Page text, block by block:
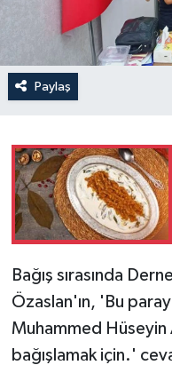
Paylaş
Bağış sırasında
Özaslan'ın, 'Bu
Muhammed
bağışlamak için.'